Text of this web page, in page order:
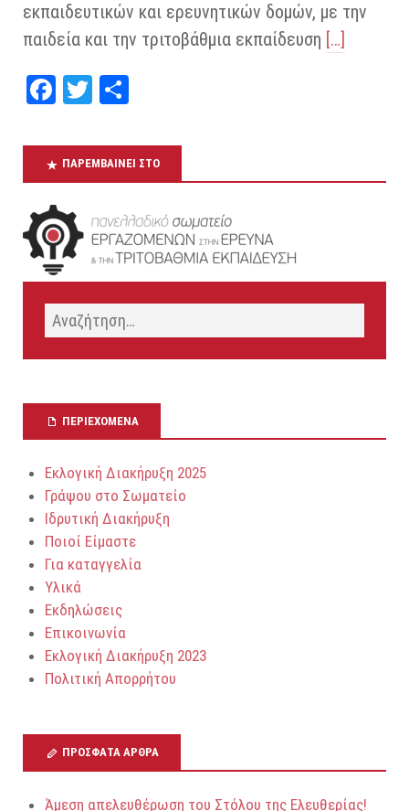
εκπαιδευτικών και ερευνητικών δομών, με την
παιδεία και την τριτοβάθμια εκπαίδευση […]
Fa
bo
ok
T
tt
er
ρα
στ
εί
τε
ΠΑΡΕΜΒΑΊΝΕΙ ΣΤΟ
ΠΕΡΙΕΧΌΜΕΝΑ
Εκλογική Διακήρυξη 2025
Γράψου στο Σωματείο
Ιδρυτική Διακήρυξη
Ποιοί Είμαστε
Για καταγγελία
Υλικά
Εκδηλώσεις
Επικοινωνία
Εκλογική Διακήρυξη 2023
Πολιτική Απορρήτου
ΠΡΌΣΦΑΤΑ ΆΡΘΡΑ
Άμεση απελευθέρωση του Στόλου της Ελευθερίας!